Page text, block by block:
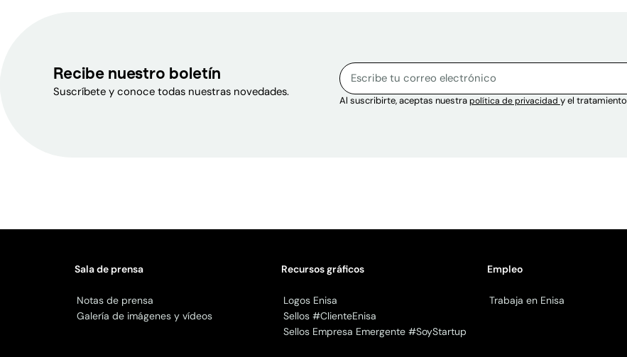
Recibe nuestro boletín
Suscríbete y conoce todas nuestras novedades.
Sitio web
Correo electrónico
Escribe tu correo electrónico para suscribirte al boletín.
Al suscribirte, aceptas nuestrapolítica de privacidad y el
Sala de prensa
Notas de prensa
Galería de imágenes y vídeos
Recursos gráficos
Logos Enisa
Sellos #ClienteEnisa
Sellos Empresa Emergente #SoyStartup
Empleo
Trabaja en Enisa